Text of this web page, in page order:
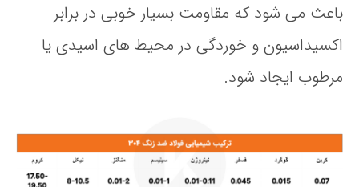
باعث می‌ شود که مقاومت بسیار خوبی در برابر
اکسیداسیون و خوردگی در محیط‌ های اسیدی یا
مرطوب ایجاد شود.